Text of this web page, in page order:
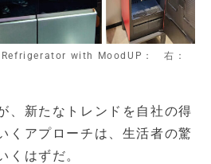
with MoodUP： 右：
、新たなトレンドを自社の得
くアプローチは、生活者の驚
くはずだ。